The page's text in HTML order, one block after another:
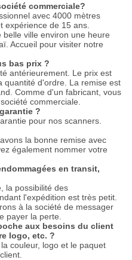
commerciale?
avec 4000 mètres
expérience de 15 ans.
ville environ une heure
Accueil pour visiter notre
bas prix ?
antérieurement. Le prix est
quantité d'ordre. La remise est
Comme d'un fabricant, vous
commerciale.
?
pour nos scanners.
la bonne remise avec
également nommer votre
en transit,
la possibilité des
l'expédition est très petit.
à la société de messager
payer la perte.
aux besoins du client
logo, etc. ?
couleur, logo et le paquet